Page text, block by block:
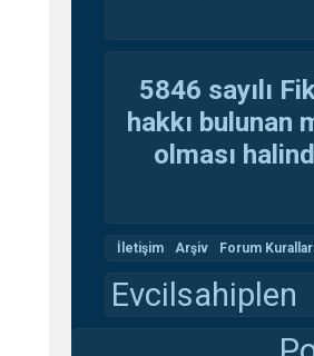
5846 sayılı
hakkı bulunan
olması
İletişim Arşiv Forum
Evcilsahiplen